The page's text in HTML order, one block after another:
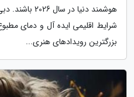
هوشمند دنیا
شرایط اقلیمی ایده آل و دمای
بزرگترین رویدادهای هنری...